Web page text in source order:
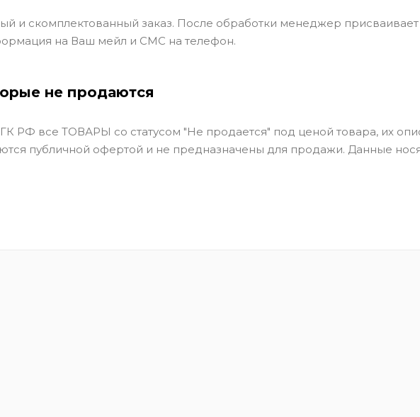
и скомплектованный заказ. После обработки менеджер присваивает
на Ваш мейл и СМС на телефон.
не продаются
РФ все ТОВАРЫ со статусом "Не продается" под ценой товара, их
публичной офертой и не предназначены для продажи. Данные